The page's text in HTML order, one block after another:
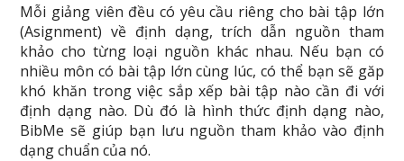
Mỗi giảng viên đều có yêu cầu riêng cho bài tập lớn
(Asignment) về định dạng, trích dẫn nguồn tham
khảo cho từng loại nguồn khác nhau. Nếu bạn có
nhiều môn có bài tập lớn cùng lúc, có thể bạn sẽ găp
khó khăn trong việc sắp xếp bài tập nào cần đi với
định dạng nào. Dù đó là hình thức định dạng nào,
BibMe sẽ giúp bạn lưu nguồn tham khảo vào định
dạng chuẩn của nó.